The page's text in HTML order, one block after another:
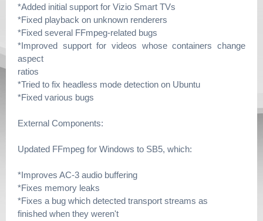
*Added initial support for Vizio Smart TVs
*Fixed playback on unknown renderers
*Fixed several FFmpeg-related bugs
*Improved support for videos whose containers change
aspect
ratios
*Tried to fix headless mode detection on Ubuntu
*Fixed various bugs
External Components:
Updated FFmpeg for Windows to SB5, which:
*Improves AC-3 audio buffering
*Fixes memory leaks
*Fixes a bug which detected transport streams as
finished when they weren't